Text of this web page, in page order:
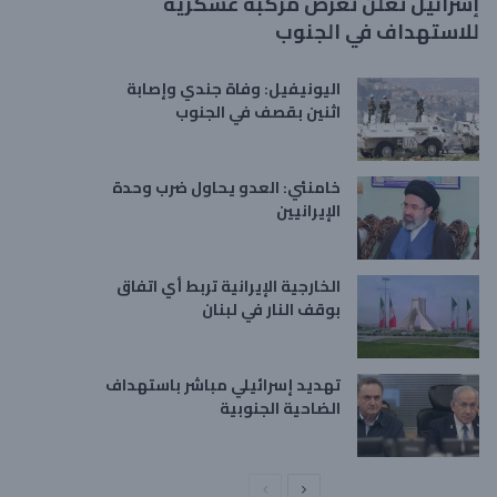
للاستهداف في الجنوب
اليونيفيل: وفاة جندي وإصابة
اثنين بقصف في الجنوب
خامنئي: العدو يحاول ضرب وحدة
الإيرانيين
الخارجية الإيرانية تربط أي اتفاق
بوقف النار في لبنان
تهديد إسرائيلي مباشر باستهداف
الضاحية الجنوبية